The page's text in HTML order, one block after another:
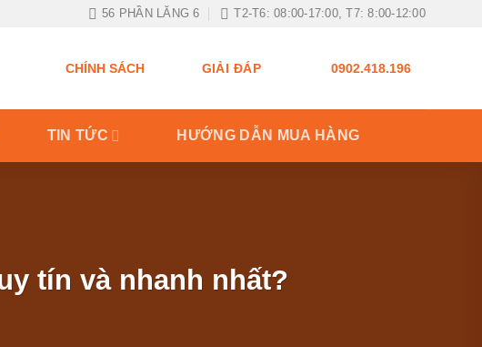
56 PHẦN LĂNG 6 T2-T6: 08:00-17:00, T7: 8:00-12:00
CHÍNH SÁCH GIẢI ĐÁP 0902.418.196
TIN TỨC HƯỚNG DẪN MUA HÀNG
tín và nhanh nhất?